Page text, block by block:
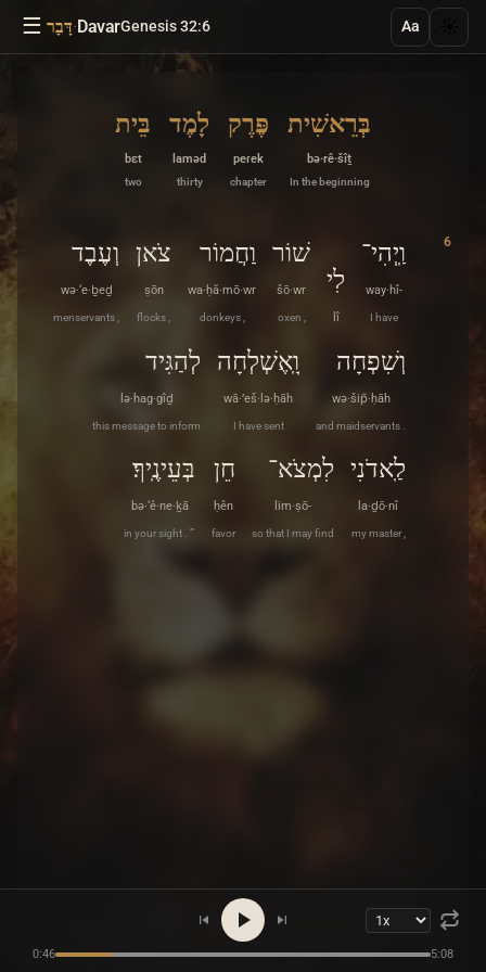
☰ דָּבָר·DavarGenesis 32:6 Aa
בְּרֵאשִׁית
bə·rê·šîṯ
In the beginning
פֶּרֶק
peɾek
chapter
לָמֶד
laməd
thirty
בֵּית
bɛt
two
6 וַֽיְהִי־
way·hî-
I have
לִי
lî
שׁוֹר
šō·wr
oxen ,
וַחֲמוֹר
wa·ḥă·mō·wr
donkeys ,
צֹאן
ṣōn
flocks ,
וְעֶבֶד
wə·‘e·ḇeḏ
menservants ,
וְשִׁפְחָה
wə·šip̄·ḥāh
and maidservants .
וָֽאֶשְׁלְחָה
wā·’eš·lə·ḥāh
I have sent
לְהַגִּיד
lə·hag·gîḏ
this message to inform
לַֽאדֹנִי
la·ḏō·nî
my master ,
לִמְצֹא־
lim·ṣō-
so that I may find
חֵן
ḥên
favor
בְּעֵינֶֽיךָ׃
bə·‘ê·ne·ḵā
in your sight . ’”
0:46 5:08